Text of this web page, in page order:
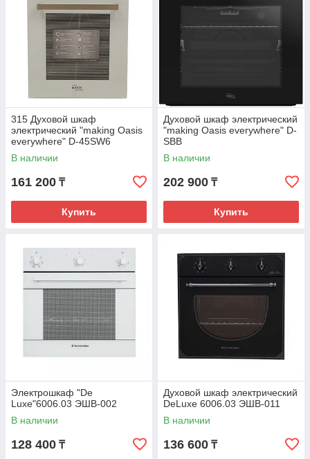
315 Духовой шкаф
электрический "making Oasis
everywhere" D-45SW6
В наличии
161 200 ₸
Купить
Духовой шкаф электрический
"making Oasis everywhere" D-
SBB
В наличии
202 900 ₸
Купить
Электрошкаф "De
Luxe"6006.03 ЭШВ-002
В наличии
128 400 ₸
Духовой шкаф электрический
DeLuxe 6006.03 ЭШВ-011
В наличии
136 600 ₸